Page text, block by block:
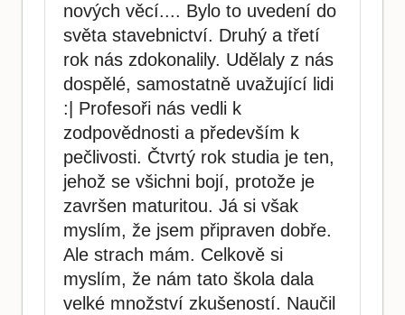
nových věcí.... Bylo to uvedení do
světa stavebnictví. Druhý a třetí
rok nás zdokonalily. Udělaly z nás
dospělé, samostatně uvažující lidi
:| Profesoři nás vedli k
zodpovědnosti a především k
pečlivosti. Čtvrtý rok studia je ten,
jehož se všichni bojí, protože je
završen maturitou. Já si však
myslím, že jsem připraven dobře.
Ale strach mám. Celkově si
myslím, že nám tato škola dala
velké množství zkušeností. Naučil